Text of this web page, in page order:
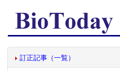
訂正記事（一覧）